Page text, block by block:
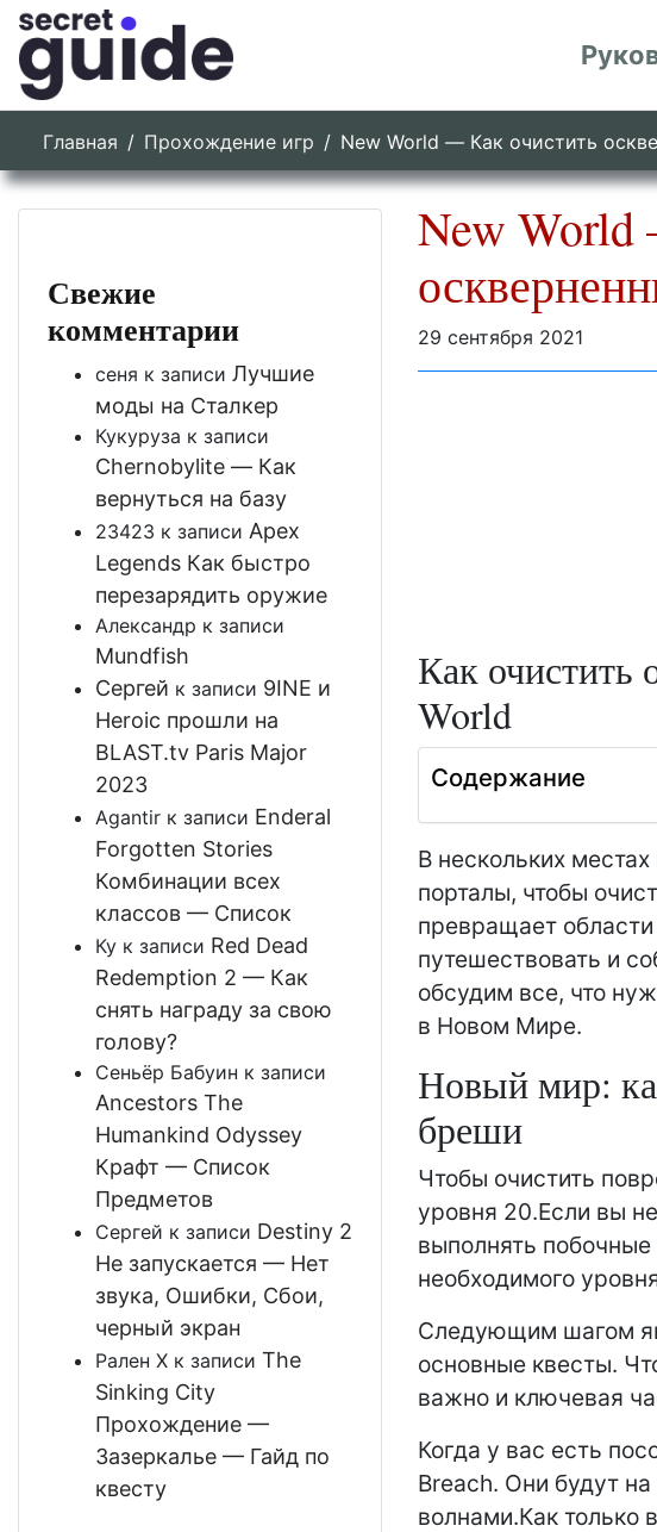
Главная Прохождение игр New World — Как очистить
New World
29 сентября 2021
Как очистить
World
Содержание
В нескольких
порталы, чтобы
превращает
путешествовать и
обсудим все, что
в Новом Мире.
Новый мир:
бреши
Чтобы очистить
уровня 20.Если вы
выполнять
необходимого
Следующим шагом
основные квесты.
важно и ключевая
Когда у вас есть
Breach. Они будут
волнами.Как только
Свежие
комментарии
сеня к записи Лучшие
моды на Сталкер
Кукуруза к записи
Chernobylite — Как
вернуться на базу
23423 к записи Apex
Legends Как быстро
перезарядить оружие
Александр к записи
Mundfish
Сергей к записи 9INE и
Heroic прошли на
BLAST.tv Paris Major
2023
Agantir к записи Enderal
Forgotten Stories
Комбинации всех
классов — Список
Ку к записи Red Dead
Redemption 2 — Как
снять награду за свою
голову?
Сеньёр Бабуин к записи
Ancestors The
Humankind Odyssey
Крафт — Список
Предметов
Сергей к записи Destiny 2
Не запускается — Нет
звука, Ошибки, Сбои,
черный экран
Рален Х к записи The
Sinking City
Прохождение —
Зазеркалье — Гайд по
квесту